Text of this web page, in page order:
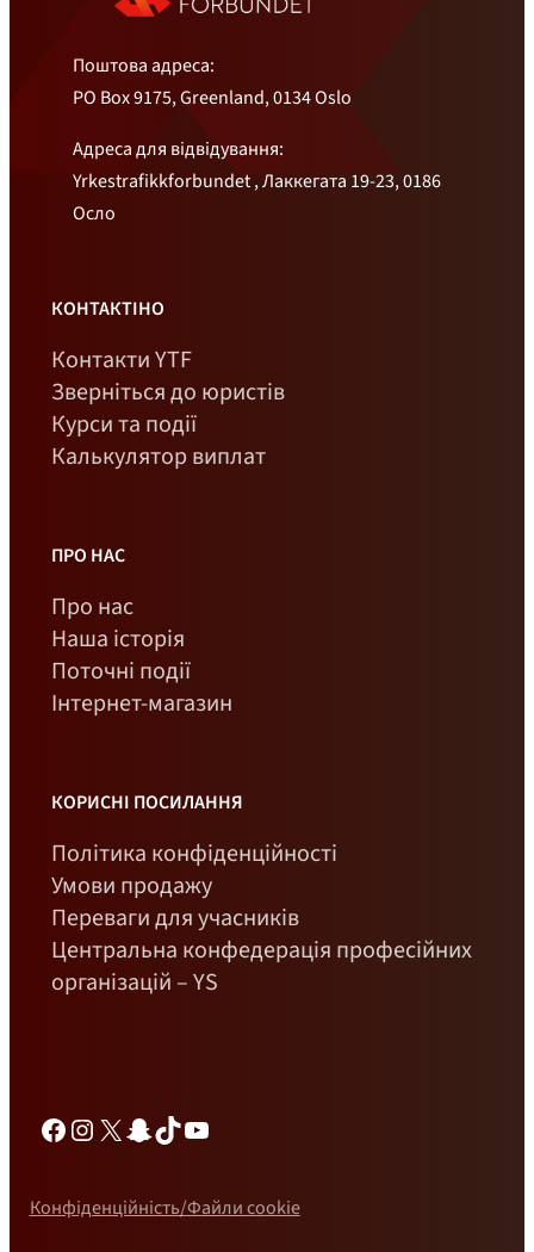
Поштова адреса:
PO Box 9175, Greenland, 0134 Oslo
Адреса для відвідування:
Yrkestrafikkforbundet , Лаккегата 19-23, 0186
Осло
КОНТАКТІНО
Контакти YTF
Зверніться до юристів
Курси та події
Калькулятор виплат
ПРО НАС
Про нас
Наша історія
Поточні події
Інтернет-магазин
КОРИСНІ ПОСИЛАННЯ
Політика конфіденційності
Умови продажу
Переваги для учасників
Центральна конфедерація професійних
організацій – YS
Конфіденційність/Файли cookie
Фейсбук
Інстаграм
Х Снепчат
ТікТокYouTube